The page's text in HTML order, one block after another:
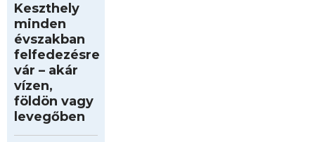
Keszthely
minden
évszakban
felfedezésre
vár – akár
vízen,
földön vagy
levegőben